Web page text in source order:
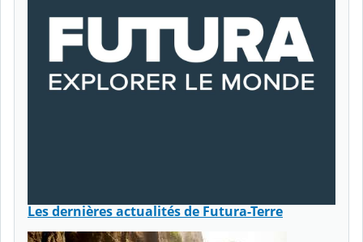
Les dernières actualités de Futura-Terre